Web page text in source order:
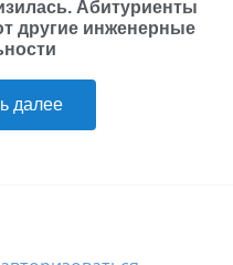
Абитуриенты
другие инженерные
далее